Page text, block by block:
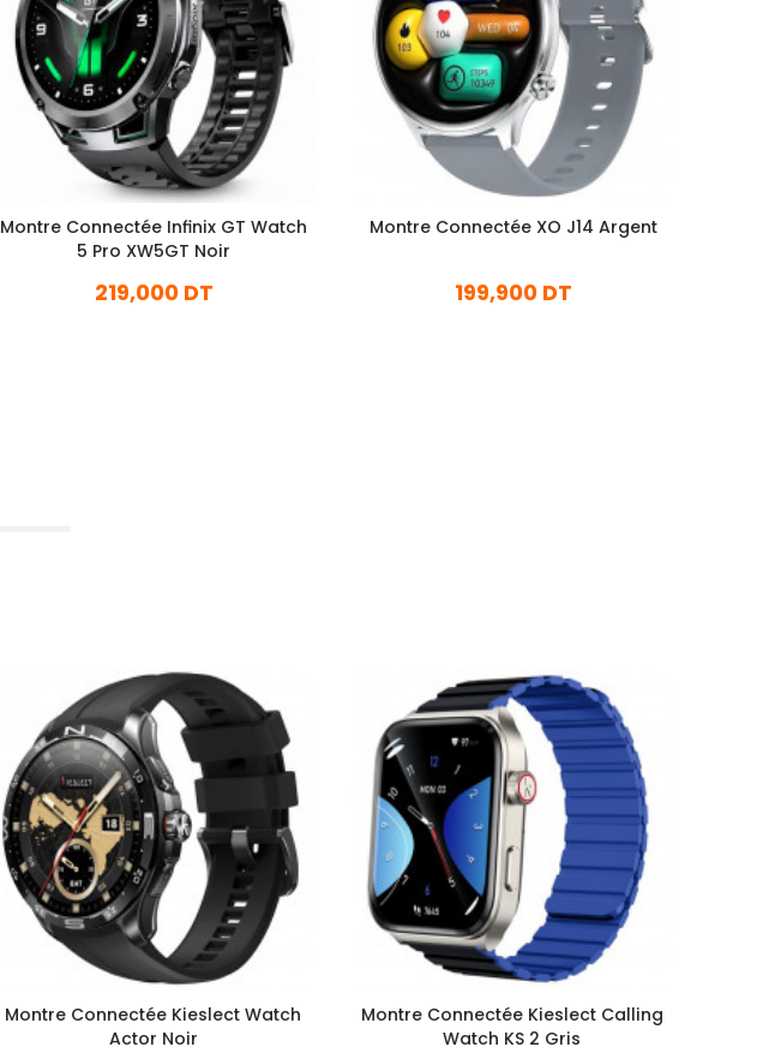
Montre Connectée Infinix GT Watch
5 Pro XW5GT Noir
219,000 DT
Montre Connectée XO J14 Argent
199,900 DT
Montre Connectée Kieslect Watch
Actor Noir
Montre Connectée Kieslect Calling
Watch KS 2 Gris